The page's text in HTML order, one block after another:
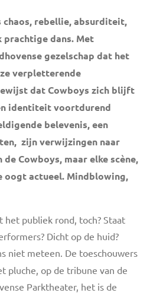
chaos, rebellie, absurditeit,
dans. Met
gezelschap dat het
verpletterende
dat Cowboys zich blijft
identiteit voortdurend
belevenis, een
zijn verwijzingen naar
Cowboys, maar elke scène,
oogt actueel. Mindblowing,
het publiek rond, toch? Staat
Dicht op de huid?
niet meteen. De toeschouwers
pluche, op de tribune van de
Parktheater, het is de